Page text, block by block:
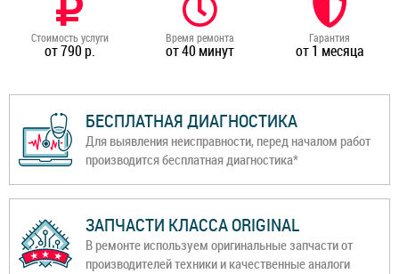
Стоимость услуги
от 790 р.
Время ремонта
от 40 минут
Гарантия
от 1 месяца
БЕСПЛАТНАЯ ДИАГНОСТИКА
Для выявления неисправности, перед началом работ
производится бесплатная диагностика*
ЗАПЧАСТИ КЛАССА ORIGINAL
В ремонте используем оригинальные запчасти от
производителей техники и качественные аналоги